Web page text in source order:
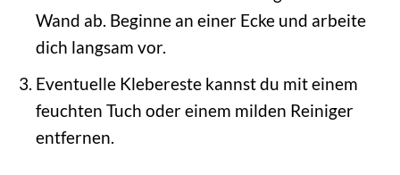
Wand ab. Beginne an einer Ecke und arbeite
dich langsam vor.
Eventuelle Klebereste kannst du mit einem
feuchten Tuch oder einem milden Reiniger
entfernen.